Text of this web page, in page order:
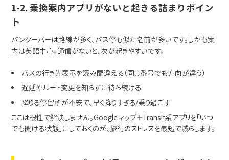
1-2. 乗換案内アプリがないと起きる詰まりポイン
ト
バンクーバーは路線が多く、バス停も似た名前が多いです。しかも案
内は英語中心。通信がないと、次が起きやすいです。
バスの行き先表示を読み間違える（同じ番号でも方向が違う）
遅延やルート変更を知らずに待ち続ける
降りる停留所が不安で、早く降りすぎる/乗り過ごす
ここは根性で解決しません。Googleマップ＋Transit系アプリを「いつ
でも開ける状態」にしておくのが、旅行のストレスを最短で減らします。